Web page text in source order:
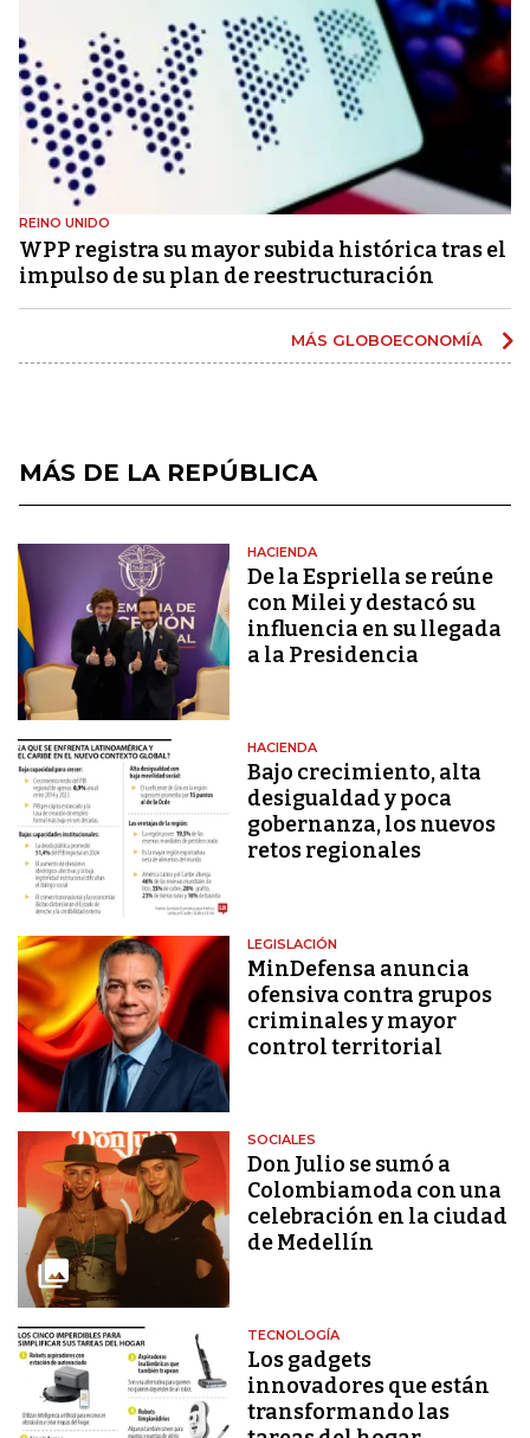
REINO UNIDO
WPP registra su mayor subida histórica tras el
impulso de su plan de reestructuración
MÁS GLOBOECONOMÍA
MÁS DE LA REPÚBLICA
HACIENDA
De la Espriella se reúne
con Milei y destacó su
influencia en su llegada
a la Presidencia
HACIENDA
Bajo crecimiento, alta
desigualdad y poca
gobernanza, los nuevos
retos regionales
LEGISLACIÓN
MinDefensa anuncia
ofensiva contra grupos
criminales y mayor
control territorial
SOCIALES
Don Julio se sumó a
Colombiamoda con una
celebración en la ciudad
de Medellín
TECNOLOGÍA
Los gadgets
innovadores que están
transformando las